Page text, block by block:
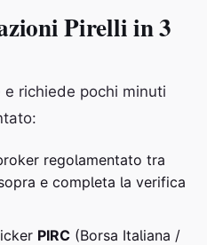
Pirelli in 3
richiede pochi minuti
regolamentato tra
e completa la verifica
PIRC (Borsa Italiana /